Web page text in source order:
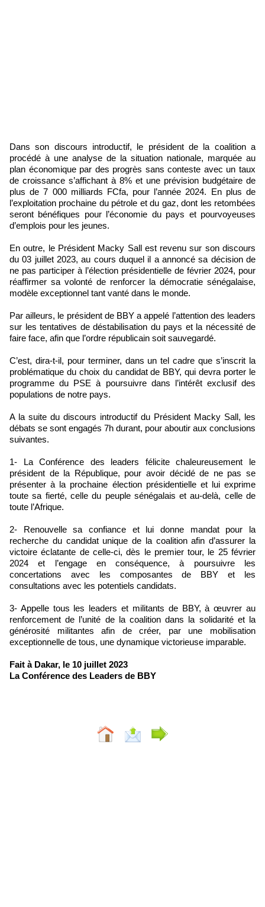
Dans son discours introductif, le président de la coalition a
procédé à une analyse de la situation nationale, marquée au
plan économique par des progrès sans conteste avec un taux
de croissance s’affichant à 8% et une prévision budgétaire de
plus de 7 000 milliards FCfa, pour l’année 2024. En plus de
l’exploitation prochaine du pétrole et du gaz, dont les retombées
seront bénéfiques pour l’économie du pays et pourvoyeuses
d’emplois pour les jeunes.
En outre, le Président Macky Sall est revenu sur son discours
du 03 juillet 2023, au cours duquel il a annoncé sa décision de
ne pas participer à l’élection présidentielle de février 2024, pour
réaffirmer sa volonté de renforcer la démocratie sénégalaise,
modèle exceptionnel tant vanté dans le monde.
Par ailleurs, le président de BBY a appelé l’attention des leaders
sur les tentatives de déstabilisation du pays et la nécessité de
faire face, afin que l’ordre républicain soit sauvegardé.
C’est, dira-t-il, pour terminer, dans un tel cadre que s’inscrit la
problématique du choix du candidat de BBY, qui devra porter le
programme du PSE à poursuivre dans l’intérêt exclusif des
populations de notre pays.
A la suite du discours introductif du Président Macky Sall, les
débats se sont engagés 7h durant, pour aboutir aux conclusions
suivantes.
1- La Conférence des leaders félicite chaleureusement le
président de la République, pour avoir décidé de ne pas se
présenter à la prochaine élection présidentielle et lui exprime
toute sa fierté, celle du peuple sénégalais et au-delà, celle de
toute l’Afrique.
2- Renouvelle sa confiance et lui donne mandat pour la
recherche du candidat unique de la coalition afin d’assurer la
victoire éclatante de celle-ci, dès le premier tour, le 25 février
2024 et l’engage en conséquence, à poursuivre les
concertations avec les composantes de BBY et les
consultations avec les potentiels candidats.
3- Appelle tous les leaders et militants de BBY, à œuvrer au
renforcement de l’unité de la coalition dans la solidarité et la
générosité militantes afin de créer, par une mobilisation
exceptionnelle de tous, une dynamique victorieuse imparable.
Fait à Dakar, le 10 juillet 2023
La Conférence des Leaders de BBY